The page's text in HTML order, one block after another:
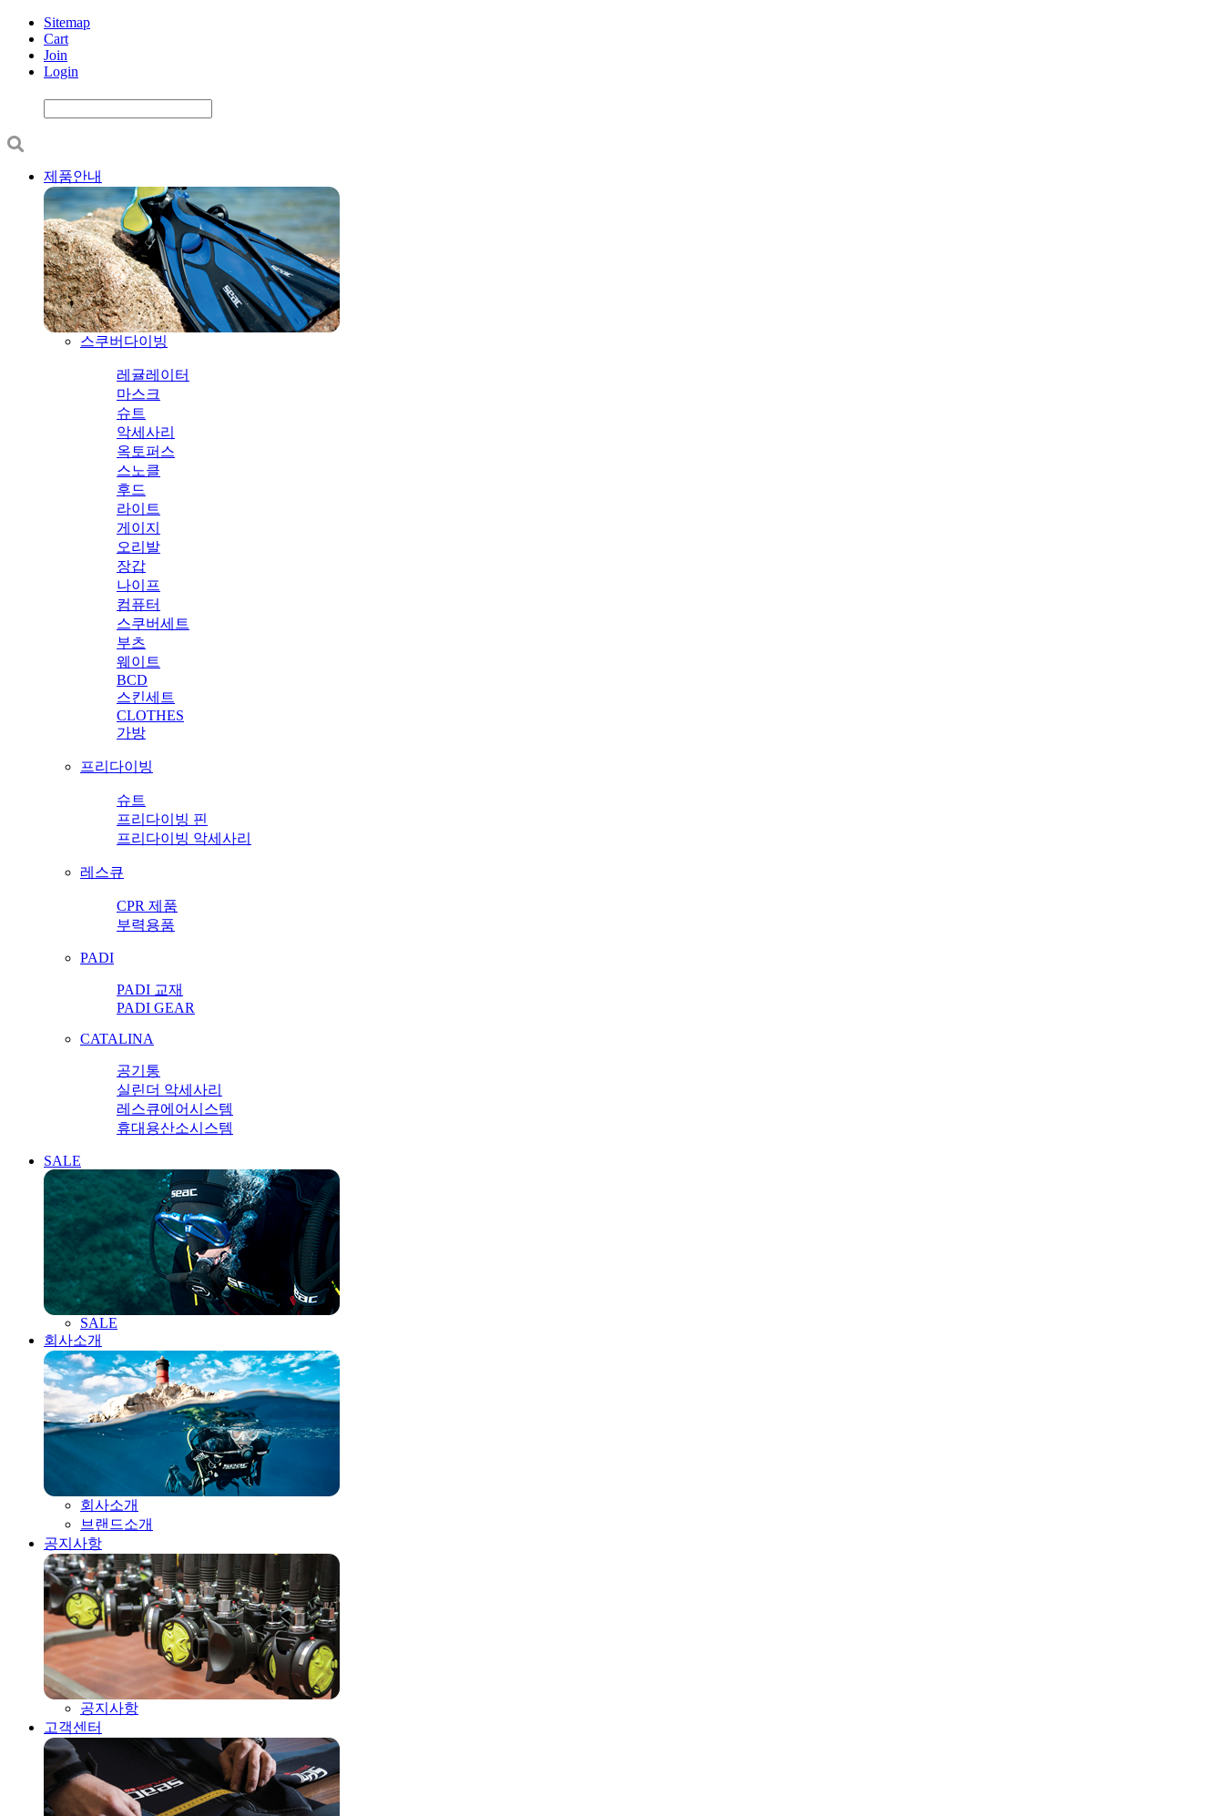
Sitemap
Cart
Join
Login
제품안내
스쿠버다이빙
레귤레이터
마스크
슈트
악세사리
옥토퍼스
스노클
후드
라이트
게이지
오리발
장갑
나이프
컴퓨터
스쿠버세트
부츠
웨이트
BCD
스킨세트
CLOTHES
가방
프리다이빙
슈트
프리다이빙 핀
프리다이빙 악세사리
레스큐
CPR 제품
부력용품
PADI
PADI 교재
PADI GEAR
CATALINA
공기통
실린더 악세사리
레스큐에어시스템
휴대용산소시스템
SALE
SALE
회사소개
회사소개
브랜드소개
공지사항
공지사항
고객센터